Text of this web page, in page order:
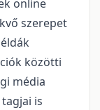
online
szerepet
közötti
média
is